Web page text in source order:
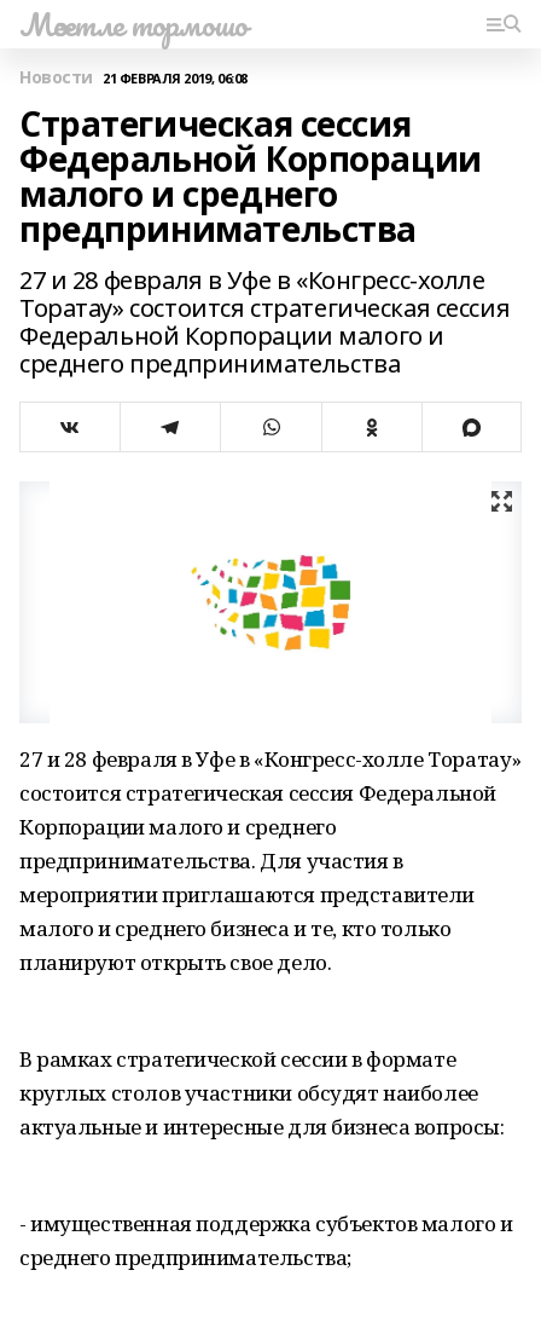
Мәсетле тормошо
Новости 21 ФЕВРАЛЯ 2019, 06:08
Стратегическая сессия
Федеральной Корпорации
малого и среднего
предпринимательства
27 и 28 февраля в Уфе в «Конгресс-холле
Торатау» состоится стратегическая сессия
Федеральной Корпорации малого и
среднего предпринимательства
27 и 28 февраля в Уфе в «Конгресс-холле Торатау»
состоится стратегическая сессия Федеральной
Корпорации малого и среднего
предпринимательства. Для участия в
мероприятии приглашаются представители
малого и среднего бизнеса и те, кто только
планируют открыть свое дело.
В рамках стратегической сессии в формате
круглых столов участники обсудят наиболее
актуальные и интересные для бизнеса вопросы:
- имущественная поддержка субъектов малого и
среднего предпринимательства;